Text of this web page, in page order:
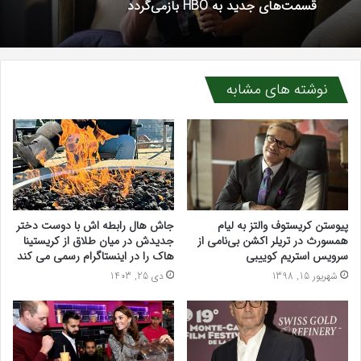
قسمت‌های جدید به HBO بازمی‌گردد
نوشته های مشابه
پیوستن کریستوف والتز به لیام
همسورث در تریلر اکشن بی‌نامی از
سرویس استریم کوییبی
شهریور 15, 1398
جاش هال رابطه اش با دوست دختر
جدیدش در میان طلاق از کریستینا
هاک را در اینستاگرام رسمی می کند
دی 25, 1403